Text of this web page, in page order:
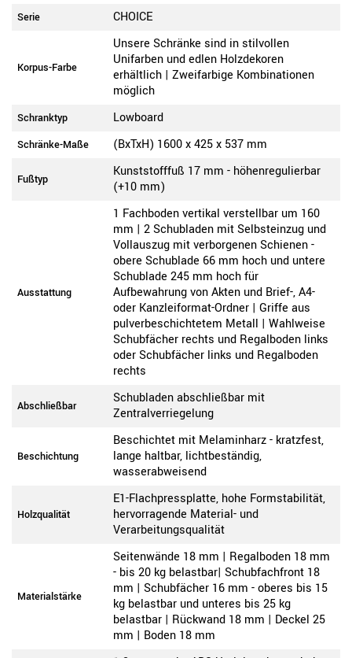
Serie CHOICE
Korpus-Farbe
Unsere Schränke sind in stilvollen
Unifarben und edlen Holzdekoren
erhältlich | Zweifarbige Kombinationen
möglich
Schranktyp Lowboard
Schränke-Maße (BxTxH) 1600 x 425 x 537 mm
Fußtyp
Kunststofffuß 17 mm - höhenregulierbar
(+10 mm)
Ausstattung
1 Fachboden vertikal verstellbar um 160
mm | 2 Schubladen mit Selbsteinzug und
Vollauszug mit verborgenen Schienen -
obere Schublade 66 mm hoch und untere
Schublade 245 mm hoch für
Aufbewahrung von Akten und Brief-, A4-
oder Kanzleiformat-Ordner | Griffe aus
pulverbeschichtetem Metall | Wahlweise
Schubfächer rechts und Regalboden links
oder Schubfächer links und Regalboden
rechts
Abschließbar
Schubladen abschließbar mit
Zentralverriegelung
Beschichtung
Beschichtet mit Melaminharz - kratzfest,
lange haltbar, lichtbeständig,
wasserabweisend
Holzqualität
E1-Flachpressplatte, hohe Formstabilität,
hervorragende Material- und
Verarbeitungsqualität
Materialstärke
Seitenwände 18 mm | Regalboden 18 mm
- bis 20 kg belastbar| Schubfachfront 18
mm | Schubfächer 16 mm - oberes bis 15
kg belastbar und unteres bis 25 kg
belastbar | Rückwand 18 mm | Deckel 25
mm | Boden 18 mm